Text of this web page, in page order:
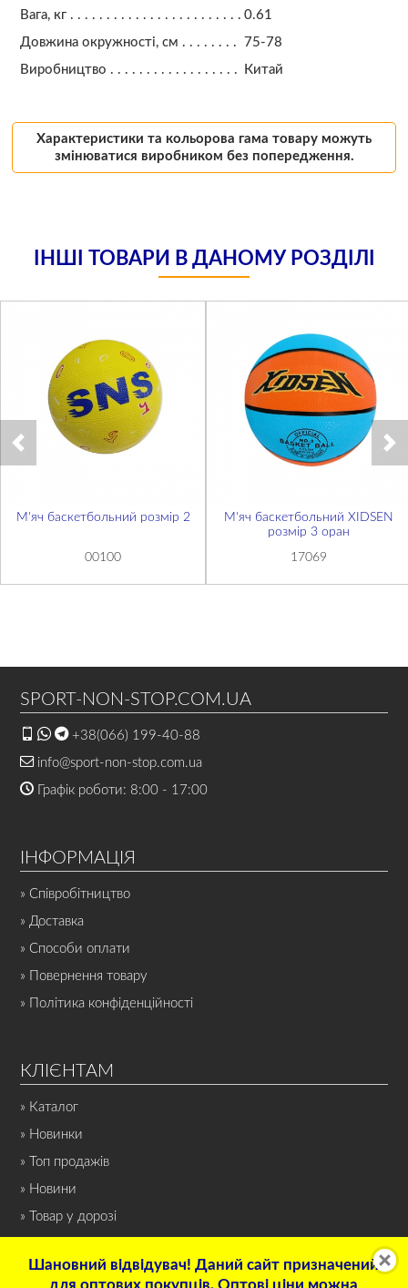
Вага, кг
0.61
Довжина окружності, см
75-78
Виробництво
Китай
Характеристики та кольорова гама товару можуть
змінюватися виробником без попередження.
ІНШІ ТОВАРИ В ДАНОМУ РОЗДІЛІ
М'яч баскетбольний розмір 2
00100
М'яч баскетбольний XIDSEN
розмір 3 оран
17069
SPORT-NON-STOP.COM.UA
+38(066) 199-40-88
info@sport-non-stop.com.ua
Графік роботи: 8:00 - 17:00
ІНФОРМАЦІЯ
» Співробітництво
» Доставка
» Способи оплати
» Повернення товару
» Політика конфіденційності
КЛІЄНТАМ
» Каталог
» Новинки
» Топ продажів
» Новини
» Товар у дорозі
Шановний відвідувач! Даний сайт призначений
для оптових покупців. Оптові ціни можна